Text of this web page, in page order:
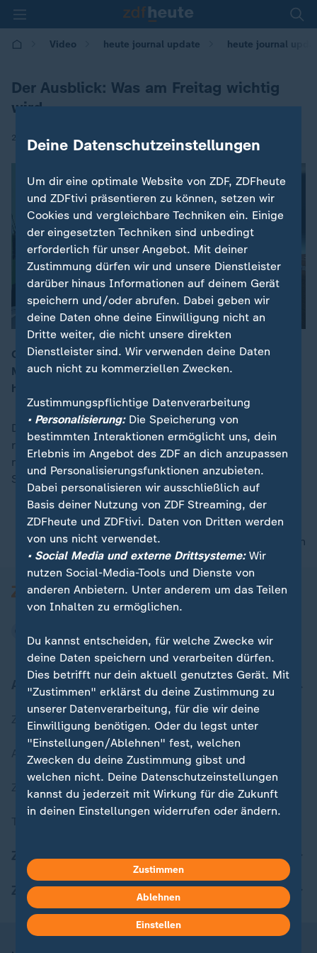
Video heute journal update heute journal
Der Ausblick: Was am Freitag wichtig
wird
23.06.2026 | 11:13
Ostkongress der Grünen / Urteil zu Anschlag in
Magdeburg erwartet / Aktion der Kirche: "Spontan
heiraten"
Die aktualisierte Spätausgabe des "heute journal"
rundet den Nachrichtentag im ZDF ab – mit den
neuesten Nachrichten, Hintergrundberichten,
Schaltgesprächen und Interviews.
nach oben
Aktuell bei ZDFheute
Zuletzt veröffentlicht
Aktuelle Sendungs-Videos
ZDFheute Stories
ZDFheute Update
ZDFheute Apps
Deine Datenschutzeinstellungen
Um dir eine optimale Website von ZDF, ZDFheute
und ZDFtivi präsentieren zu können, setzen wir
Cookies und vergleichbare Techniken ein. Einige
der eingesetzten Techniken sind unbedingt
erforderlich für unser Angebot. Mit deiner
Zustimmung dürfen wir und unsere Dienstleister
darüber hinaus Informationen auf deinem Gerät
speichern und/oder abrufen. Dabei geben wir
deine Daten ohne deine Einwilligung nicht an
Dritte weiter, die nicht unsere direkten
Dienstleister sind. Wir verwenden deine Daten
auch nicht zu kommerziellen Zwecken.
Zustimmungspflichtige Datenverarbeitung
• Personalisierung:Die Speicherung von
bestimmten Interaktionen ermöglicht uns, dein
Erlebnis im Angebot des ZDF an dich anzupassen
und Personalisierungsfunktionen anzubieten.
Dabei personalisieren wir ausschließlich auf
Basis deiner Nutzung von ZDF Streaming, der
ZDFheute und ZDFtivi. Daten von Dritten werden
von uns nicht verwendet.
• Social Media und externe Drittsysteme:Wir
nutzen Social-Media-Tools und Dienste von
anderen Anbietern. Unter anderem um das Teilen
von Inhalten zu ermöglichen.
Du kannst entscheiden, für welche Zwecke wir
deine Daten speichern und verarbeiten dürfen.
Dies betrifft nur dein aktuell genutztes Gerät. Mit
"Zustimmen" erklärst du deine Zustimmung zu
unserer Datenverarbeitung, für die wir deine
Einwilligung benötigen. Oder du legst unter
"Einstellungen/Ablehnen" fest, welchen
Zwecken du deine Zustimmung gibst und
welchen nicht. Deine Datenschutzeinstellungen
kannst du jederzeit mit Wirkung für die Zukunft
in deinen Einstellungen widerrufen oder ändern.
Weitere Informationen findest du in unserer
Datenschutzerklärung.
Zustimmen
Ablehnen
Einstellen